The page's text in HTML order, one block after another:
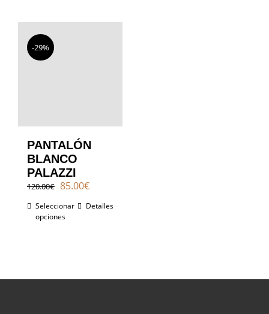
-29%
PANTALÓN
BLANCO
PALAZZI
120.00€ El
original
era:
85.00€El
actual
Seleccionar
opciones
Detalles